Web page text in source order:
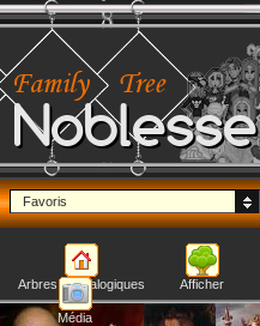
Noblesse
Favoris
Arbres généalogiques Afficher
Média